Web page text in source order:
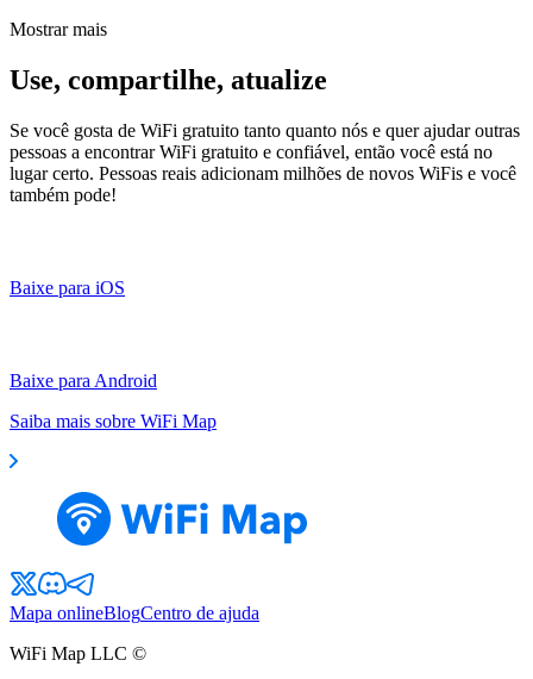
Mostrar mais
Use, compartilhe, atualize
Se você gosta de WiFi gratuito tanto quanto nós e quer ajudar outras
pessoas a encontrar WiFi gratuito e confiável, então você está no
lugar certo. Pessoas reais adicionam milhões de novos WiFis e você
também pode!
Baixe para iOS
Baixe para Android
Saiba mais sobre WiFi Map
Mapa onlineBlogCentro de ajuda
WiFi Map LLC ©